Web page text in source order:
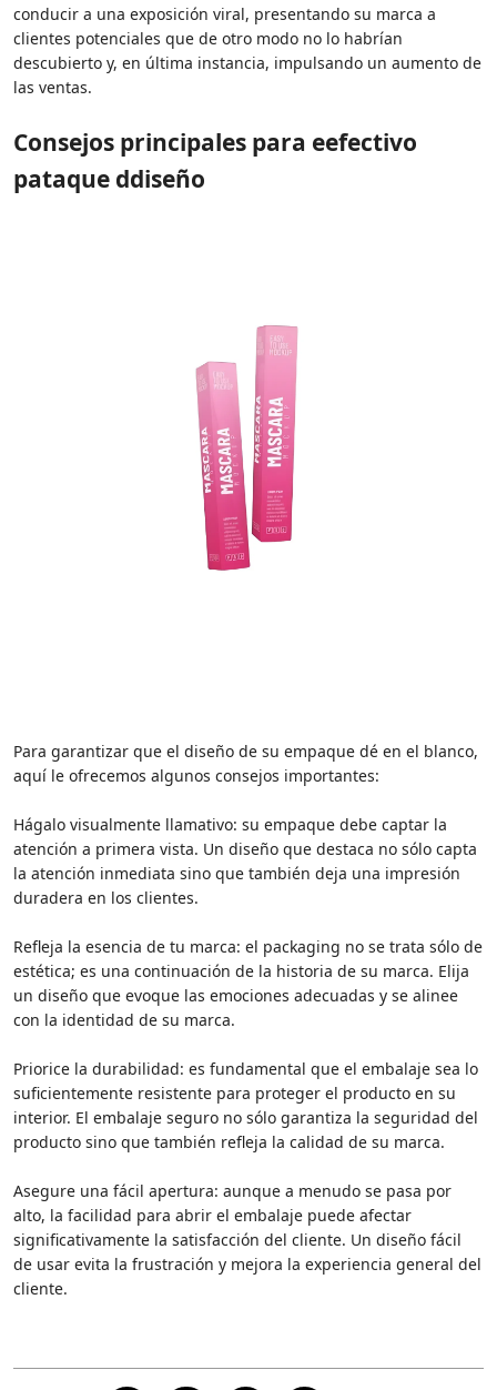
conducir a una exposición viral, presentando su marca a
clientes potenciales que de otro modo no lo habrían
descubierto y, en última instancia, impulsando un aumento de
las ventas.
Consejos principales para eefectivo
pataque ddiseño
Para garantizar que el diseño de su empaque dé en el blanco,
aquí le ofrecemos algunos consejos importantes:
Hágalo visualmente llamativo: su empaque debe captar la
atención a primera vista. Un diseño que destaca no sólo capta
la atención inmediata sino que también deja una impresión
duradera en los clientes.
Refleja la esencia de tu marca: el packaging no se trata sólo de
estética; es una continuación de la historia de su marca. Elija
un diseño que evoque las emociones adecuadas y se alinee
con la identidad de su marca.
Priorice la durabilidad: es fundamental que el embalaje sea lo
suficientemente resistente para proteger el producto en su
interior. El embalaje seguro no sólo garantiza la seguridad del
producto sino que también refleja la calidad de su marca.
Asegure una fácil apertura: aunque a menudo se pasa por
alto, la facilidad para abrir el embalaje puede afectar
significativamente la satisfacción del cliente. Un diseño fácil
de usar evita la frustración y mejora la experiencia general del
cliente.